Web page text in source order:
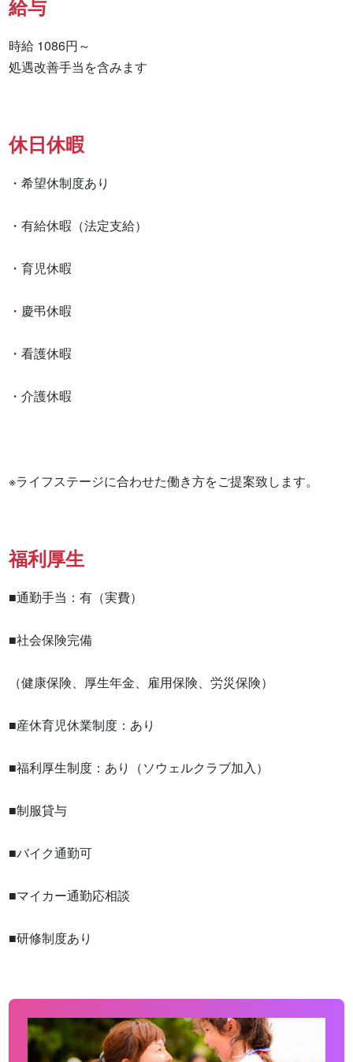
給与
時給 1086円～
処遇改善手当を含みます
休日休暇
・希望休制度あり
・有給休暇（法定支給）
・育児休暇
・慶弔休暇
・看護休暇
・介護休暇
※ライフステージに合わせた働き方をご提案致します。
福利厚生
■通勤手当：有（実費）
■社会保険完備
（健康保険、厚生年金、雇用保険、労災保険）
■産休育児休業制度：あり
■福利厚生制度：あり（ソウェルクラブ加入）
■制服貸与
■バイク通勤可
■マイカー通勤応相談
■研修制度あり